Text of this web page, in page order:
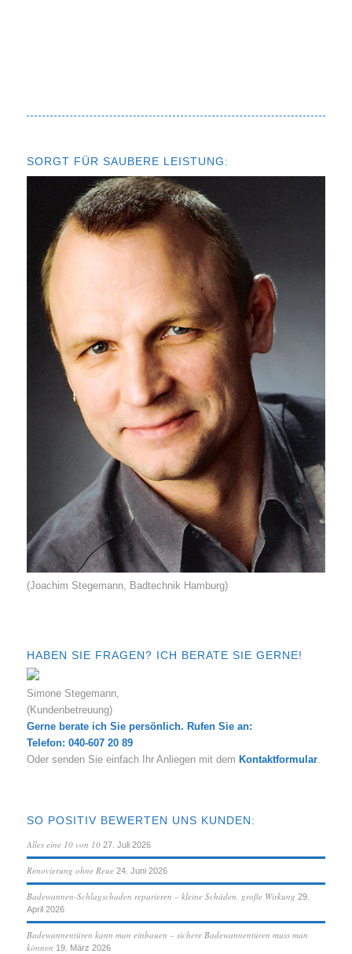
SORGT FÜR SAUBERE LEISTUNG:
(Joachim Stegemann, Badtechnik Hamburg)
HABEN SIE FRAGEN? ICH BERATE SIE GERNE!
Simone Stegemann,
(Kundenbetreuung)
Gerne berate ich Sie persönlich. Rufen Sie an:
Telefon: 040-607 20 89
Oder senden Sie einfach Ihr Anliegen mit dem Kontaktformular.
SO POSITIV BEWERTEN UNS KUNDEN:
Alles eine 10 von 10 27. Juli 2026
Renovierung ohne Reue 24. Juni 2026
Badewannen-Schlagschaden reparieren – kleine Schäden, große Wirkung 29.
April 2026
Badewannentüren kann man einbauen – sichere Badewannentüren muss man
können 19. März 2026